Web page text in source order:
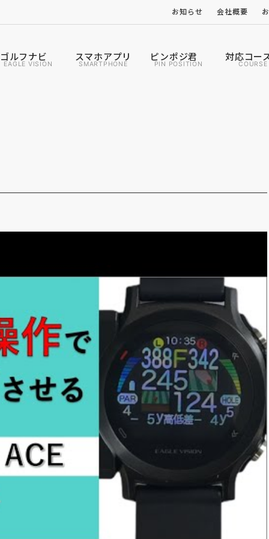
お知らせ 会社概要
ゴルフナビ
EAGLE VISION
スマホアプリ
SMARTPHONE
ピンポジ君
PIN POSITION
対応コー
COURSE